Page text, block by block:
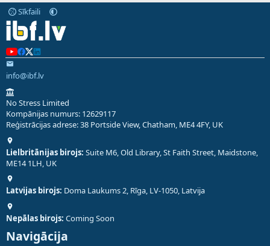
Sīkfaili
info@ibf.lv
No Stress Limited
Kompānijas numurs: 12629117
Reģistrācijas adrese: 38 Portside View, Chatham, ME4 4FY, UK
Lielbritānijas birojs: Suite M6, Old Library, St Faith Street, Maidstone,
ME14 1LH, UK
Latvijas birojs: Doma Laukums 2, Rīga, LV-1050, Latvija
Nepālas birojs: Coming Soon
Navigācija